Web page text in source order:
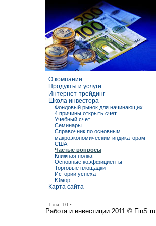
О компании
Продукты и услуги
Интернет-трейдинг
Школа инвестора
Фондовый рынок для начинающих
4 причины открыть счет
Учебный счет
Семинары
Справочник по основным
макроэкономическим индикаторам
США
Частые вопросы
Книжная полка
Основные коэффициенты
Торговые площадки
Истории успеха
Юмор
Карта сайта
Тэги: 10 •
Работа и инвестиции 2011 © FinS.ru